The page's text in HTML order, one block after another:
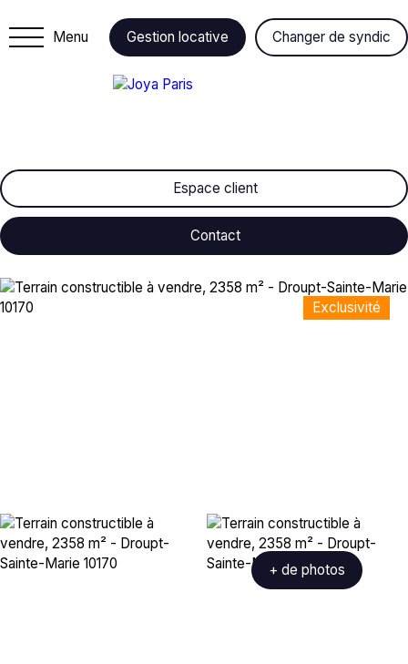
Menu Gestion locative Changer de syndic
Espace client
Contact
Exclusivité
+ de photos